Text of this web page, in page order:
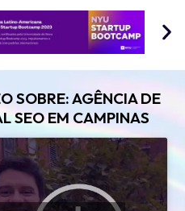
SOBRE: AGÊNCIA DE
SEO EM CAMPINAS